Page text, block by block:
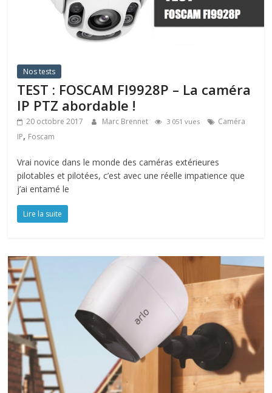
Nos tests
TEST : FOSCAM FI9928P – La caméra
IP PTZ abordable !
20 octobre 2017 Marc Brennet 3 051 vues
Caméra
IP, Foscam
Vrai novice dans le monde des caméras extérieures
pilotables et pilotées, c’est avec une réelle impatience que
j’ai entamé le
Lire la suite